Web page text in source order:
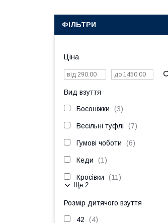
ФІЛЬТРИ
Ціна
Вид взуття
Босоніжки 3
Весільні туфлі 7
Гумові чоботи 6
Кеди 1
Кросівки 11
Ще 2
Розмір дитячого взуття
42 4